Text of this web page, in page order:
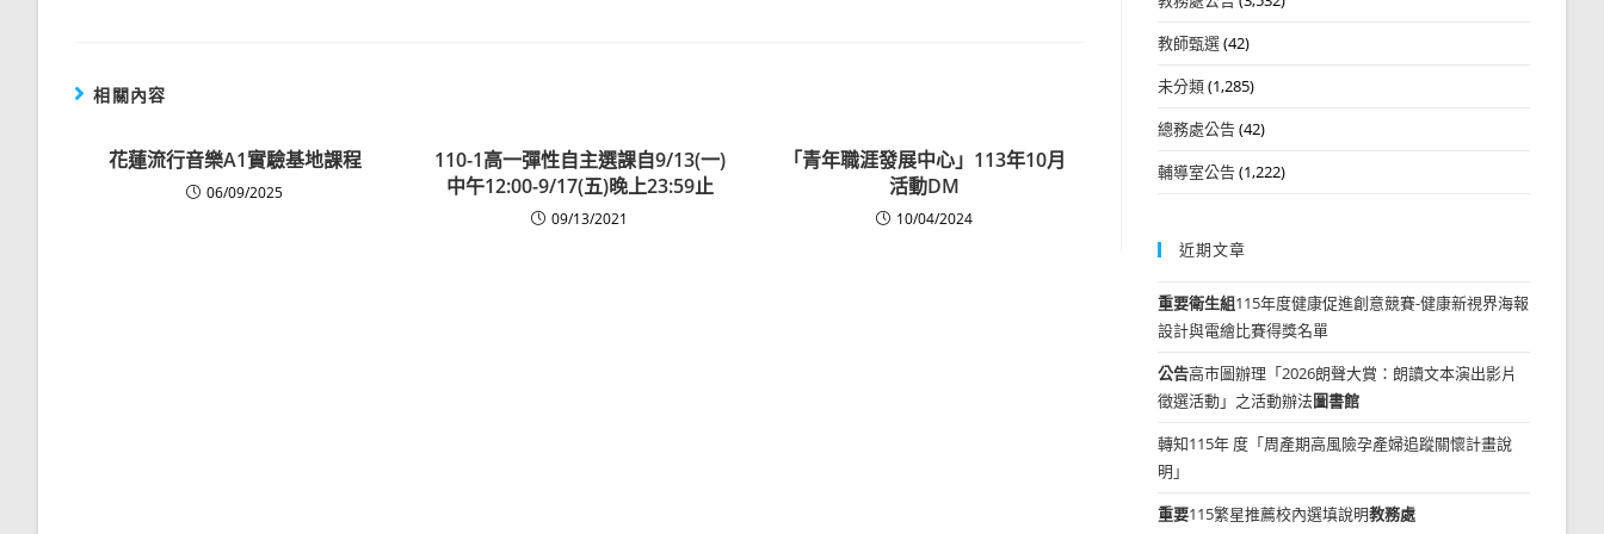
相關內容
花蓮流行音樂A1實驗基地課程
06/09/2025
110-1高一彈性自主選課自9/13(一)
中午12:00-9/17(五)晚上23:59止
09/13/2021
「青年職涯發展中心」113年10月
活動DM
10/04/2024
教師甄選(42)
未分類(1,285)
總務處公告(42)
輔導室公告(1,222)
近期文章
重要衛生組115年度健康促進創意競賽-健康新視界海報
設計與電繪比賽得獎名單
公告高市圖辦理「2026朗聲大賞：朗讀文本演出影片
徵選活動」之活動辦法圖書館
轉知115年 度「周產期高風險孕產婦追蹤關懷計畫說
明」
重要115繁星推薦校內選填說明教務處